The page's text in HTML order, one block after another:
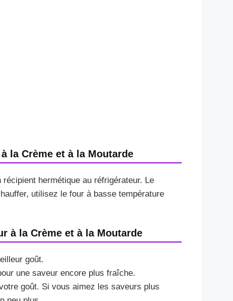
la Crème et à la Moutarde
hermétique au réfrigérateur. Le
utilisez le four à basse température
à la Crème et à la Moutarde
goût.
une saveur encore plus fraîche.
goût. Si vous aimez les saveurs plus